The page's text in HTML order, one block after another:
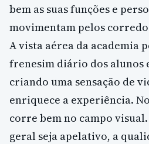
bem as suas funções e
movimentam pelos
A vista aérea da academia
frenesim diário dos alunos
criando uma sensação de
enriquece a experiência.
corre bem no campo
geral seja apelativo, a